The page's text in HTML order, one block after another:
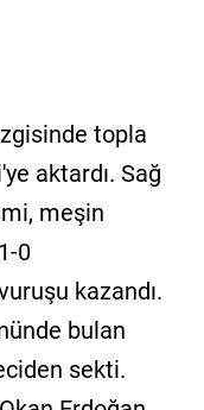
topla
aktardı. Sağ
meşin
0
kazandı.
bulan
sekti.